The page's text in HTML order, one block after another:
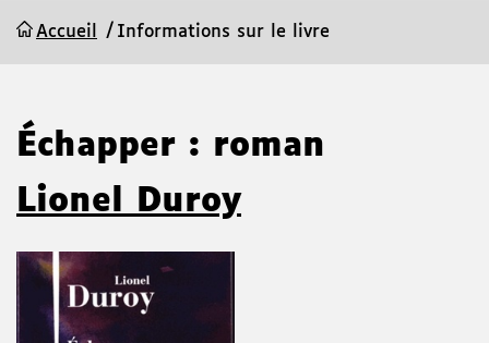
Accueil Informations sur le livre
Échapper : roman
Lionel Duroy